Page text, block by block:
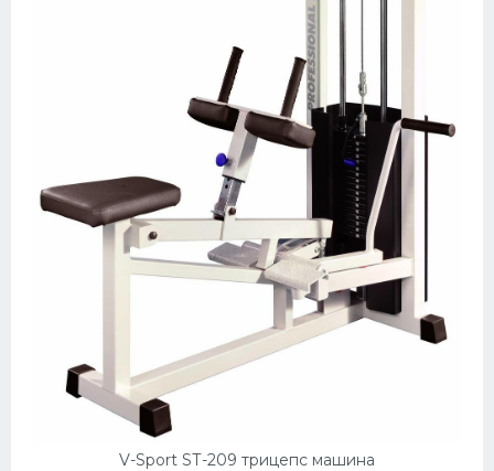
V-Sport SТ-209 трицепс машина